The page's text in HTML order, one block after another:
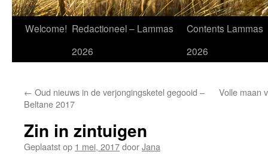
Welcome! Redactioneel – Lammas
2026
Contents Lammas
2026
← Oud nieuws in de verjongingsketel gegooid –
Beltane 2017
Volle maan
Zin in zintuigen
Geplaatst op 1 mei, 2017doorJana